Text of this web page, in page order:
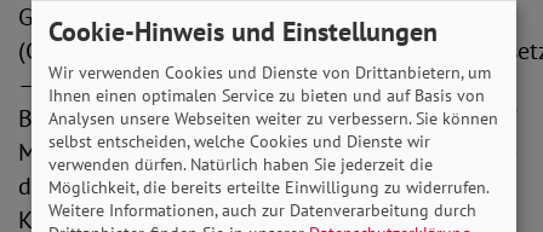
Gesundheitsversorgung
– GVWG) bereits einen ergänzenden
Bundeszuschuss für das Jahr 2022 in Höhe von 7
Milliarden Euro festgelegt hatte, prognostizierte
der Schätzerkreis der gesetzlichen
Krankenversicherung aus Finanzexpert*innen
Cookie-Hinweis und Einstellungen
Wir verwenden Cookies und Dienste von Drittanbietern, um
Ihnen einen optimalen Service zu bieten und auf Basis von
Analysen unsere Webseiten weiter zu verbessern. Sie können
selbst entscheiden, welche Cookies und Dienste wir
verwenden dürfen. Natürlich haben Sie jederzeit die
Möglichkeit, die bereits erteilte Einwilligung zu widerrufen.
Weitere Informationen, auch zur Datenverarbeitung durch